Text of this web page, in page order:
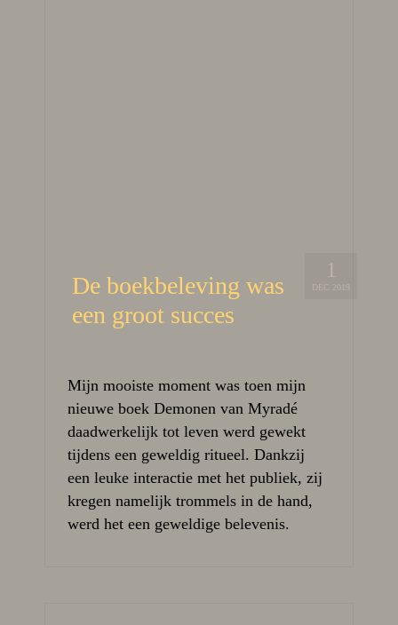
1
DEC 2019
De boekbeleving was
een groot succes
Mijn mooiste moment was toen mijn
nieuwe boek Demonen van Myradé
daadwerkelijk tot leven werd gewekt
tijdens een geweldig ritueel. Dankzij
een leuke interactie met het publiek, zij
kregen namelijk trommels in de hand,
werd het een geweldige belevenis.